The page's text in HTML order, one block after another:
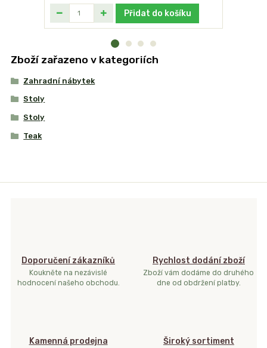
Přidat do košíku
Zboží zařazeno v kategoriích
Zahradní nábytek
Stoly
Stoly
Teak
Doporučení zákazníků
Koukněte na nezávislé
hodnocení našeho obchodu.
Rychlost dodání zboží
Zboží vám dodáme do druhého
dne od obdržení platby.
Kamenná prodejna Široký sortiment